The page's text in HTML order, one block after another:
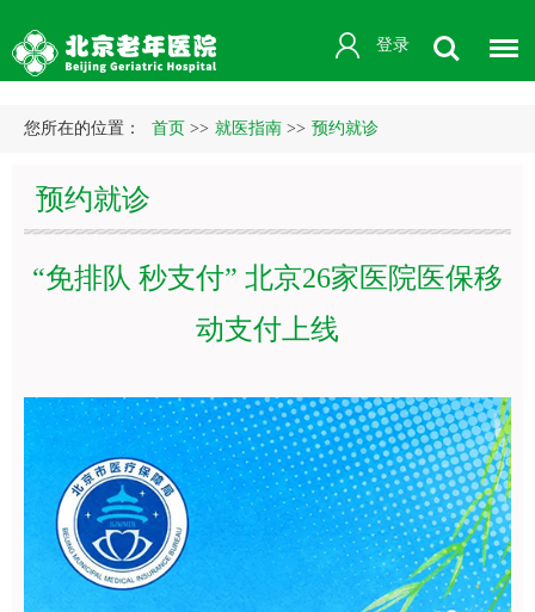
登录
您所在的位置： 首页 >> 就医指南 >> 预约就诊
预约就诊
“免排队 秒支付” 北京26家医院医保移
动支付上线